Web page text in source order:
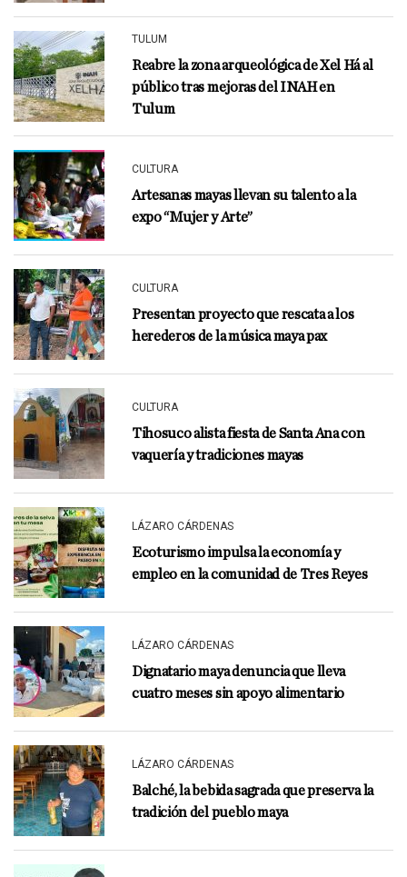
TULUM
Reabre la zona arqueológica de Xel Há al
público tras mejoras del INAH en
Tulum
CULTURA
Artesanas mayas llevan su talento a la
expo “Mujer y Arte”
CULTURA
Presentan proyecto que rescata a los
herederos de la música maya pax
CULTURA
Tihosuco alista fiesta de Santa Ana con
vaquería y tradiciones mayas
LÁZARO CÁRDENAS
Ecoturismo impulsa la economía y
empleo en la comunidad de Tres Reyes
LÁZARO CÁRDENAS
Dignatario maya denuncia que lleva
cuatro meses sin apoyo alimentario
LÁZARO CÁRDENAS
Balché, la bebida sagrada que preserva la
tradición del pueblo maya